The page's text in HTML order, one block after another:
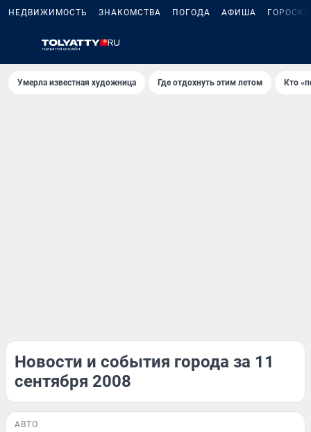
НЕДВИЖИМОСТЬ ЗНАКОМСТВА ПОГОДА АФИША
Умерла известная художница Где отдохнуть этим летом Кто
Новости и события города за 11
сентября 2008
АВТО